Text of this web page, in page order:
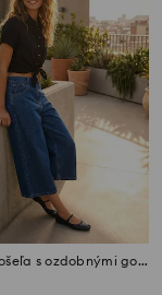
Viskózová košeľa s ozdobnými gombíkmi